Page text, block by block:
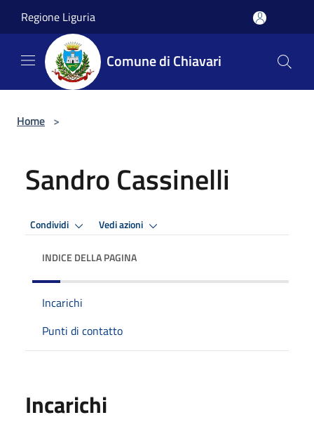
Regione Liguria
Comune di Chiavari
Home >
Sandro Cassinelli
Condividi Vedi azioni
INDICE DELLA PAGINA
Incarichi
Punti di contatto
Incarichi